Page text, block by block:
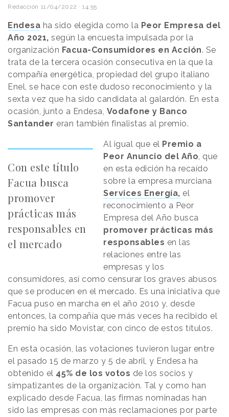
Redacción 11/04/2022 · 14:55
Endesa ha sido elegida como la Peor Empresa del
Año 2021, según la encuesta impulsada por la
organización Facua-Consumidores en Acción. Se
trata de la tercera ocasión consecutiva en la que la
compañía energética, propiedad del grupo italiano
Enel, se hace con este dudoso reconocimiento y la
sexta vez que ha sido candidata al galardón. En esta
ocasión, junto a Endesa, Vodafone y Banco
Santander eran también finalistas al premio.
Con este título
Facua busca
promover
prácticas más
responsables en
el mercado
Al igual que el Premio a
Peor Anuncio del Año, que
en esta edición ha recaído
sobre la empresa murciana
Services Energía, el
reconocimiento a Peor
Empresa del Año busca
promover prácticas más
responsables en las
relaciones entre las
empresas y los
consumidores, así como censurar los graves abusos
que se producen en el mercado. Es una iniciativa que
Facua puso en marcha en el año 2010 y, desde
entonces, la compañía que más veces ha recibido el
premio ha sido Movistar, con cinco de estos títulos.
En esta ocasión, las votaciones tuvieron lugar entre
el pasado 15 de marzo y 5 de abril, y Endesa ha
obtenido el 45% de los votos de los socios y
simpatizantes de la organización. Tal y como han
explicado desde Facua, las firmas nominadas han
sido las empresas con más reclamaciones por parte